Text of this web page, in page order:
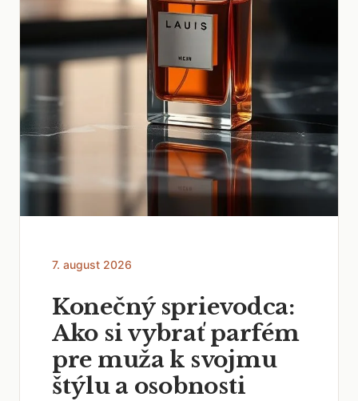
7. august 2026
Konečný sprievodca:
Ako si vybrať parfém
pre muža k svojmu
štýlu a osobnosti